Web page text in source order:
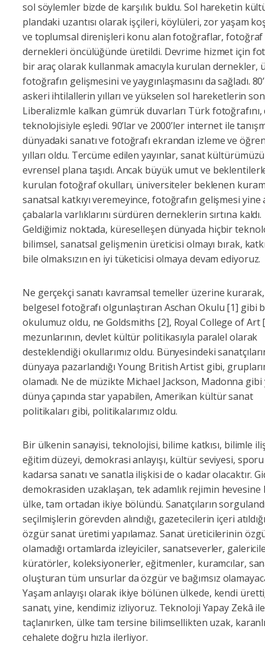
sol söylemler bizde de karşılık buldu. Sol hareketin
plandaki uzantısı olarak işçileri, köylüleri, zor yaşam
ve toplumsal direnişleri konu alan fotoğraflar, fotoğraf
dernekleri öncülüğünde üretildi. Devrime hizmet için
bir araç olarak kullanmak amacıyla kurulan dernekler,
fotoğrafın gelişmesini ve yaygınlaşmasını da sağladı.
askeri ihtilallerin yılları ve yükselen sol hareketlerin
Liberalizmle kalkan gümrük duvarları Türk fotoğrafını,
teknolojisiyle eşledi. 90’lar ve 2000’ler internet ile
dünyadaki sanatı ve fotoğrafı ekrandan izleme ve
yılları oldu. Tercüme edilen yayınlar, sanat kültürümüzü
evrensel plana taşıdı. Ancak büyük umut ve
kurulan fotoğraf okulları, üniversiteler beklenen
sanatsal katkıyı veremeyince, fotoğrafın gelişmesi
çabalarla varlıklarını sürdüren derneklerin sırtına kaldı.
Geldiğimiz noktada, küreselleşen dünyada hiçbir
bilimsel, sanatsal gelişmenin üreticisi olmayı bırak,
bile olmaksızın en iyi tüketicisi olmaya devam ediyoruz.
Ne gerçekçi sanatı kavramsal temeller üzerine kurarak,
belgesel fotoğrafı olgunlaştıran Aschan Okulu [1] gibi
okulumuz oldu, ne Goldsmiths [2], Royal College of Art
mezunlarının, devlet kültür politikasıyla paralel olarak
desteklendiği okullarımız oldu. Bünyesindeki
dünyaya pazarlandığı Young British Artist gibi,
olamadı. Ne de müzikte Michael Jackson, Madonna gibi
dünya çapında star yapabilen, Amerikan kültür sanat
politikaları gibi, politikalarımız oldu.
Bir ülkenin sanayisi, teknolojisi, bilime katkısı, bilimle
eğitim düzeyi, demokrasi anlayışı, kültür seviyesi,
kadarsa sanatı ve sanatla ilişkisi de o kadar olacaktır.
demokrasiden uzaklaşan, tek adamlık rejimin hevesine
ülke, tam ortadan ikiye bölündü. Sanatçıların
seçilmişlerin görevden alındığı, gazetecilerin içeri
özgür sanat üretimi yapılamaz. Sanat üreticilerinin
olamadığı ortamlarda izleyiciler, sanatseverler,
küratörler, koleksiyonerler, eğitmenler, kuramcılar,
oluşturan tüm unsurlar da özgür ve bağımsız
Yaşam anlayışı olarak ikiye bölünen ülkede, kendi
sanatı, yine, kendimiz izliyoruz. Teknoloji Yapay Zekâ ile
taçlanırken, ülke tam tersine bilimsellikten uzak,
cehalete doğru hızla ilerliyor.